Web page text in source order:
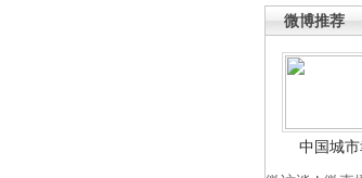
微博推荐
中国城